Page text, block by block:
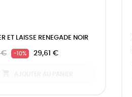
ET LAISSE RENEGADE NOIR
€ -10% 29,61 €